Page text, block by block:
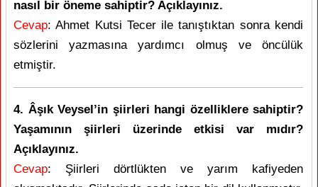
nasıl bir öneme sahiptir? Açıklayınız.
Cevap: Ahmet Kutsi Tecer ile tanıştıktan sonra kendi
sözlerini yazmasına yardımcı olmuş ve öncülük
etmiştir.
4. Âşık Veysel’in şiirleri hangi özelliklere sahiptir?
Yaşamının şiirleri üzerinde etkisi var mıdır?
Açıklayınız.
Cevap: Şiirleri dörtlükten ve yarım kafiyeden